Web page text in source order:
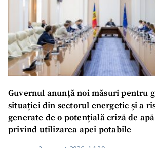
Guvernul anunță noi măsuri pentru
situației din sectorul energetic și a
generate de o potențială criză de
privind utilizarea apei potabile